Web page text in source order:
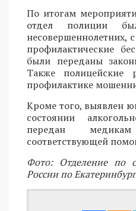
По итогам
отдел полиции
несовершеннолетних,
профилактические
были переданы
Также полицейские
профилактике
Кроме того, выявлен
состоянии
передан
соответствующей
Фото: Отделение
России по